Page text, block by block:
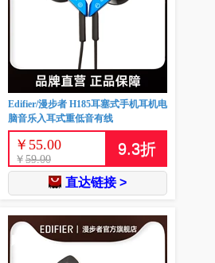
Edifier/漫步者 H185耳塞式手机耳机电
脑音乐入耳式重低音有线
￥ 55.00
￥ 59.00
9.3折
直达链接 >